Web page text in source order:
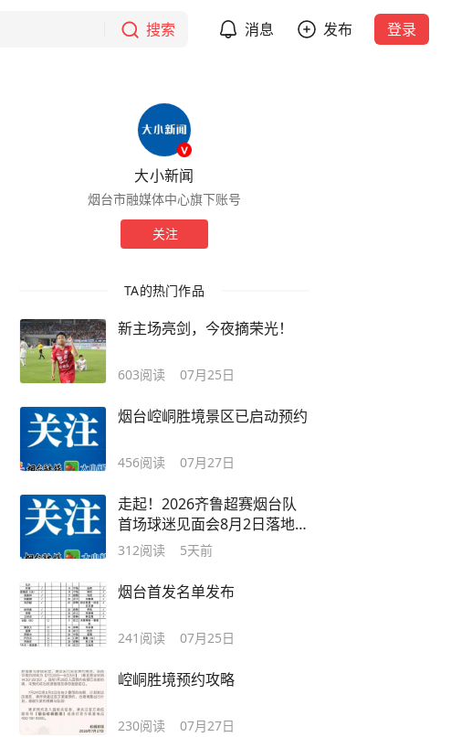
搜索 消息 发布 登录
大小新闻
烟台市融媒体中心旗下账号
关注
TA的热门作品
新主场亮剑，今夜摘荣光！
603阅读 07月25日
烟台崆峒胜境景区已启动预约
456阅读 07月27日
走起！2026齐鲁超赛烟台队
首场球迷见面会8月2日落地万
象汇，快来与我们的球星一起
312阅读 5天前
烟台首发名单发布
241 阅读 07月25日
崆峒胜境预约攻略
230阅读 07月27日